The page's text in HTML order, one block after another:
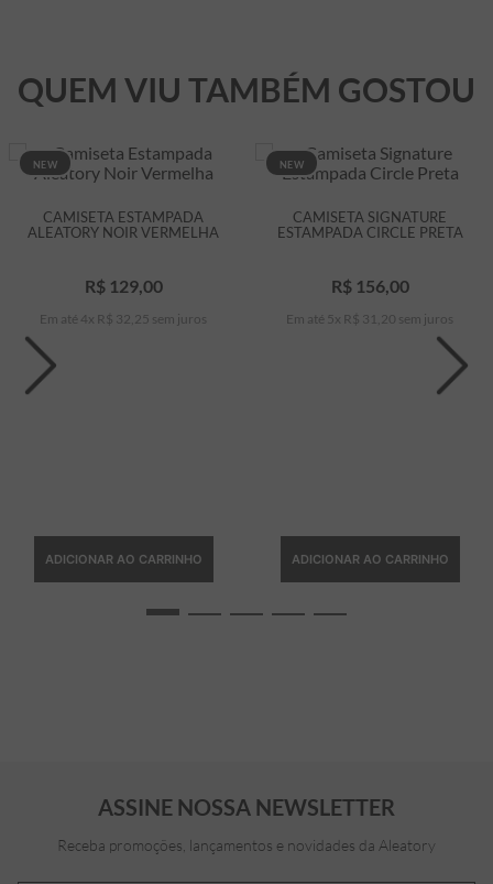
QUEM VIU TAMBÉM GOSTOU
NEW
CAMISETA ESTAMPADA
ALEATORY NOIR VERMELHA
R$ 129,00
Em até 4 x R$ 32 25 sem juros
ADICIONAR AO CARRINHO
NEW
CAMISETA SIGNATURE
ESTAMPADA CIRCLE PRETA
R$ 156,00
Em até 5 x R$ 31 20 sem juros
ADICIONAR AO CARRINHO
ASSINE NOSSA NEWSLETTER
Receba promoções, lançamentos e novidades da Aleatory